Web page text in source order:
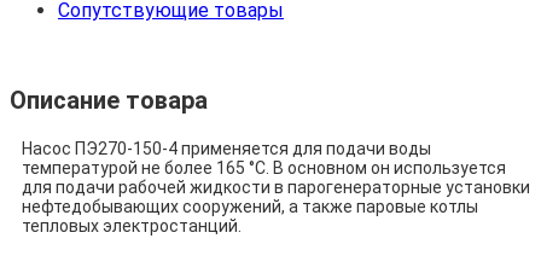
Сопутствующие товары
Описание товара
Насос ПЭ270-150-4 применяется для подачи воды
температурой не более 165 °С. В основном он используется
для подачи рабочей жидкости в парогенераторные установки
нефтедобывающих сооружений, а также паровые котлы
тепловых электростанций.